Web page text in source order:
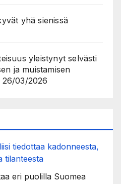
yhä sienissä
yleistynyt selvästi
ja muistamisen
26/03/2026
tiedottaa kadonneesta,
tilanteesta
eri puolilla Suomea